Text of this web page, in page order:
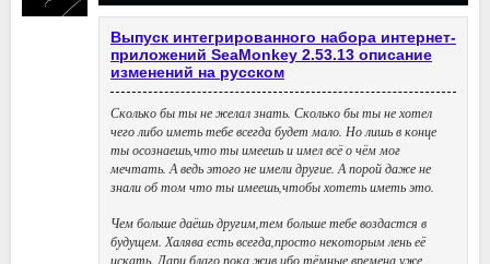
Выпуск интегрированного набора интернет-
приложений SeaMonkey 2.53.13 описание
изменений на русском
Сколько бы ты не желал знать. Сколько бы ты не хотел
чего либо иметь тебе всегда будет мало. Но лишь в конце
ты осознаешь,что ты имеешь и имел всё о чём мог
мечтать. А ведь этого не имели другие. А порой даже не
знали об том что ты имеешь,чтобы хотеть иметь это.
Чем больше даёшь другим,тем больше тебе воздастся в
будущем. Халява есть всегда,просто некоторым лень её
искать. Дари благо пока жив ибо тёмные времена уже